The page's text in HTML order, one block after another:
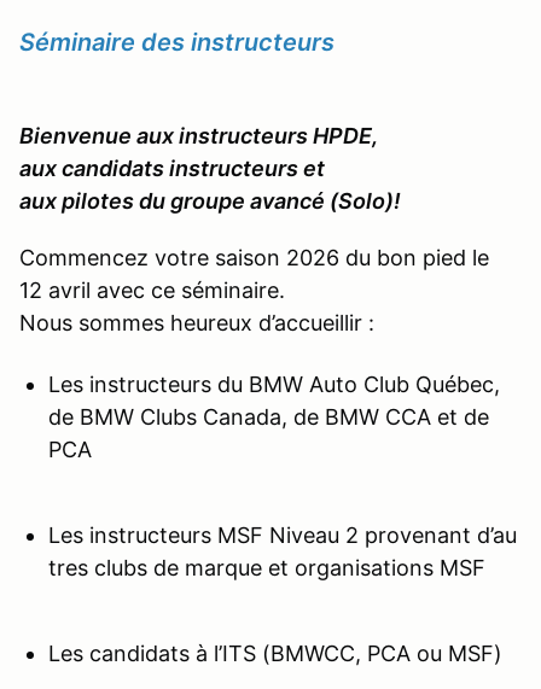
Séminaire des instructeurs
Bienvenue aux instructeurs HPDE,
aux candidats instructeurs et
aux pilotes du groupe avancé (Solo)!
Commencez votre saison 2026 du bon pied le
12 avril avec ce séminaire.
Nous sommes heureux d’accueillir :
Les instructeurs du BMW Auto Club Québec,
de BMW Clubs Canada, de BMW CCA et de
PCA
Les instructeurs MSF Niveau 2 provenant d’au
tres clubs de marque et organisations MSF
Les candidats à l’ITS (BMWCC, PCA ou MSF)